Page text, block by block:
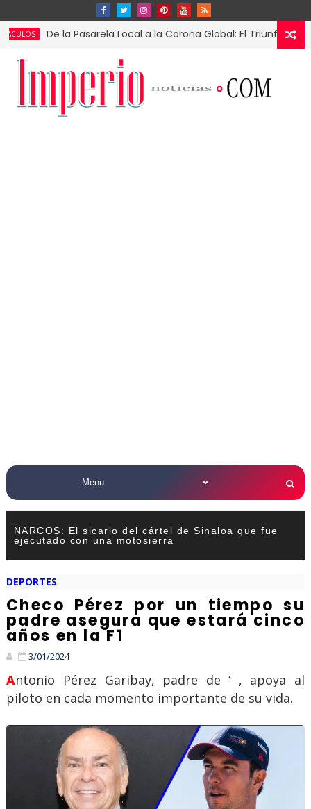
De la Pasarela Local a la Corona Global: El Triunfo de Fátima
NARCOS: El sicario del cártel de Sinaloa que fue
ejecutado con una motosierra
DEPORTES
Checo Pérez por un tiempo su
padre asegura que estará cinco
años en la F1
3/01/2024
Antonio Pérez Garibay, padre de ‘ , apoya al
piloto en cada momento importante de su vida.